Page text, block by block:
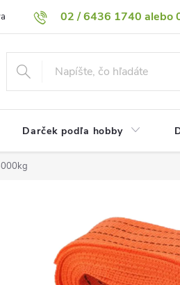
02 / 6436 1740 alebo
Vrátenie tovaru Podmienky
Darček podľa hobby